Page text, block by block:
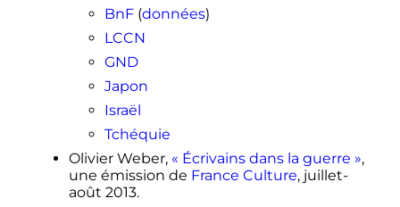
BnF(données)
LCCN
GND
Japon
Israël
Tchéquie
Olivier Weber, « Écrivains dans la guerre »,
une émission de France Culture, juillet-
août 2013.